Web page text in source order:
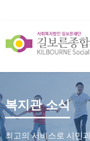
복지관 소식
최고의 서비스로 시민